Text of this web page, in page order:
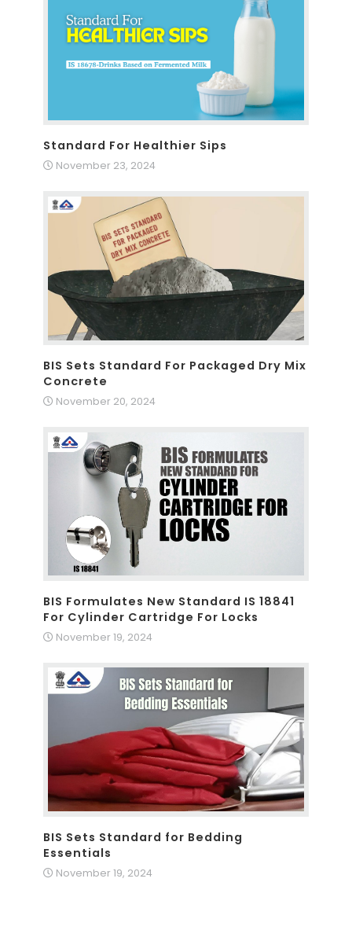
Standard For Healthier Sips
November 23, 2024
BIS Sets Standard For Packaged Dry Mix
Concrete
November 20, 2024
BIS Formulates New Standard IS 18841
For Cylinder Cartridge For Locks
November 19, 2024
BIS Sets Standard for Bedding
Essentials
November 19, 2024